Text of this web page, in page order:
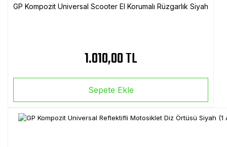
GP Kompozit Universal Scooter El Korumalı Rüzgarlık Siyah
1.010,00 TL
Sepete Ekle